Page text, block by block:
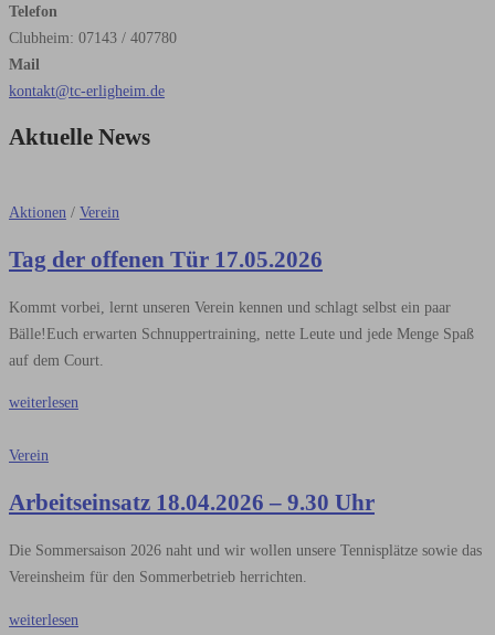
Telefon
Clubheim: 07143 / 407780
Mail
kontakt@tc-erligheim.de
Aktuelle News
Aktionen / Verein
Tag der offenen Tür 17.05.2026
Kommt vorbei, lernt unseren Verein kennen und schlagt selbst ein paar
Bälle!Euch erwarten Schnuppertraining, nette Leute und jede Menge Spaß
auf dem Court.
weiterlesen
Verein
Arbeitseinsatz 18.04.2026 – 9.30 Uhr
Die Sommersaison 2026 naht und wir wollen unsere Tennisplätze sowie das
Vereinsheim für den Sommerbetrieb herrichten.
weiterlesen